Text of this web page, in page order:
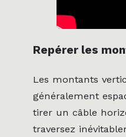
Repérer les
Les montants
généralement
tirer un câble
traversez